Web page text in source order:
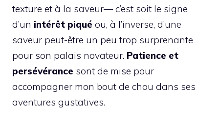
texture et à la saveur— c’est soit le signe
d’un intérêt piqué ou, à l’inverse, d’une
saveur peut-être un peu trop surprenante
pour son palais novateur. Patience et
persévérance sont de mise pour
accompagner mon bout de chou dans ses
aventures gustatives.